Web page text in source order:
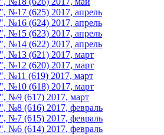
№17 (625) 2017, апрель
№16 (624) 2017, апрель
№15 (623) 2017, апрель
№14 (622) 2017, апрель
№13 (621) 2017, март
№12 (620) 2017, март
№11 (619) 2017, март
№10 (618) 2017, март
№9 (617) 2017, март
№8 (616) 2017, февраль
№7 (615) 2017, февраль
№6 (614) 2017, февраль